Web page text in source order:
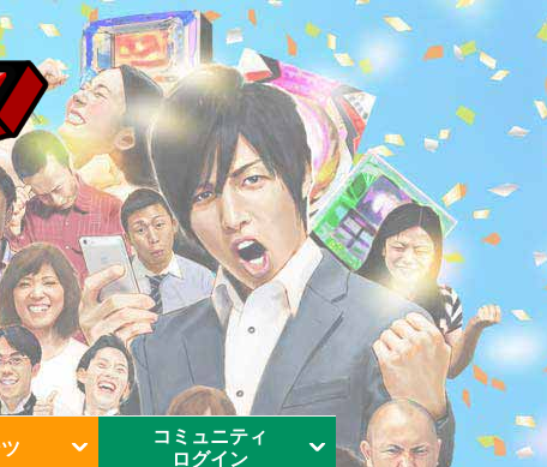
コミュニティ
ログイン